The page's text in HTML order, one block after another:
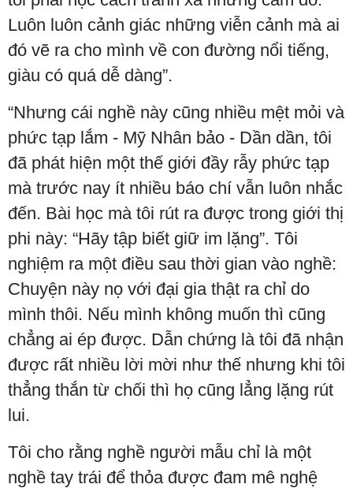
Luôn luôn cảnh giác những viễn cảnh mà ai
đó vẽ ra cho mình về con đường nổi tiếng,
giàu có quá dễ dàng”.
“Nhưng cái nghề này cũng nhiều mệt mỏi và
phức tạp lắm - Mỹ Nhân bảo - Dần dần, tôi
đã phát hiện một thế giới đầy rẫy phức tạp
mà trước nay ít nhiều báo chí vẫn luôn nhắc
đến. Bài học mà tôi rút ra được trong giới thị
phi này: “Hãy tập biết giữ im lặng”. Tôi
nghiệm ra một điều sau thời gian vào nghề:
Chuyện này nọ với đại gia thật ra chỉ do
mình thôi. Nếu mình không muốn thì cũng
chẳng ai ép được. Dẫn chứng là tôi đã nhận
được rất nhiều lời mời như thế nhưng khi tôi
thẳng thắn từ chối thì họ cũng lẳng lặng rút
lui.
Tôi cho rằng nghề người mẫu chỉ là một
nghề tay trái để thỏa được đam mê nghệ